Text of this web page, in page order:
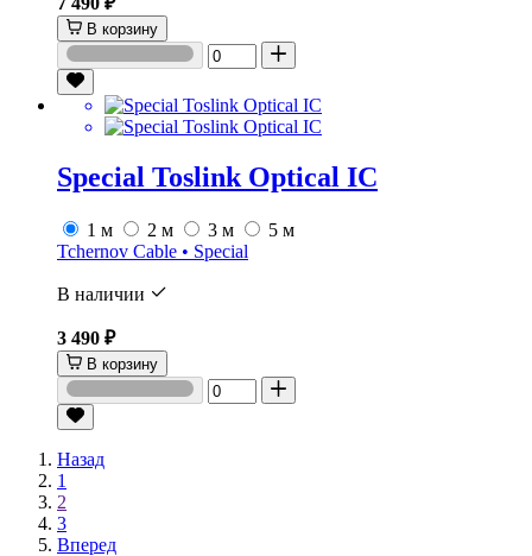
В корзину
Special Toslink Optical IC
1 м 2 м 3 м
5 м
Tchernov Cable • Special
В наличии
3 490 ₽
В корзину
Назад
1
2
3
Вперед